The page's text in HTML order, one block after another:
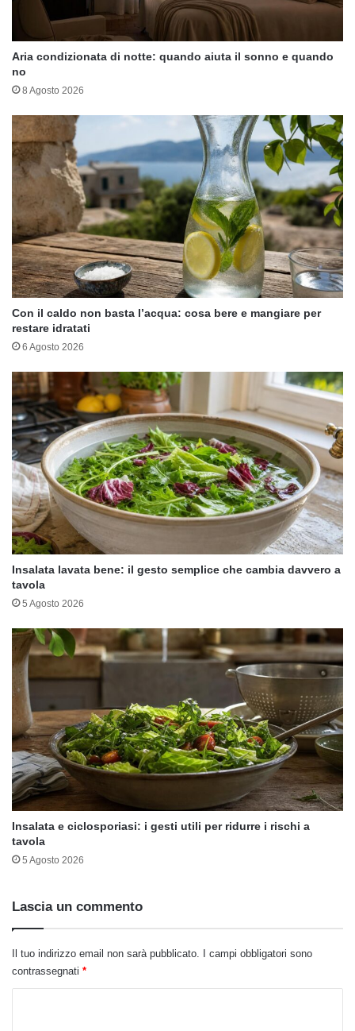
Aria condizionata di notte: quando aiuta il sonno e quando
no
8 Agosto 2026
Con il caldo non basta l’acqua: cosa bere e mangiare per
restare idratati
6 Agosto 2026
Insalata lavata bene: il gesto semplice che cambia davvero a
tavola
5 Agosto 2026
Insalata e ciclosporiasi: i gesti utili per ridurre i rischi a
tavola
5 Agosto 2026
Lascia un commento
Il tuo indirizzo email non sarà pubblicato.
I campi obbligatori sono
contrassegnati *